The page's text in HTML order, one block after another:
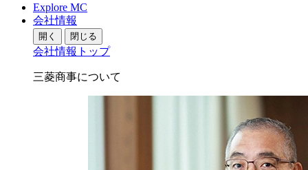
Explore MC
会社情報
開く 閉じる
会社情報トップ
三菱商事について